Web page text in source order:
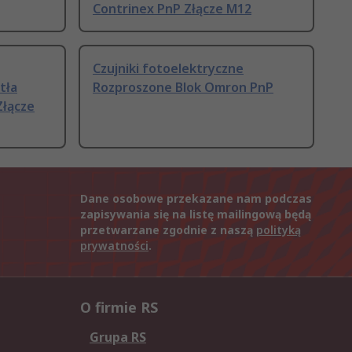
Contrinex PnP Złącze M12
Czujniki fotoelektryczne
Rozproszone Blok Omron PnP
Dane osobowe przekazane nam podczas
zapisywania się na listę mailingową będą
przetwarzane zgodnie z naszą polityką
prywatności.
O firmie RS
Grupa RS